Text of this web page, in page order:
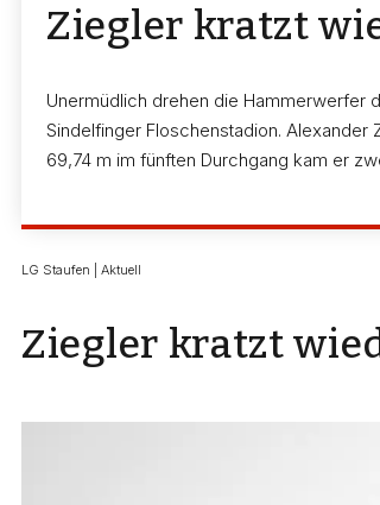
Ziegler kratzt
Unermüdlich drehen die Hammerwerfer
Sindelfinger Floschenstadion.
69,74 m im fünften Durchgang kam er
LG Staufen | Aktuell
Ziegler kratzt